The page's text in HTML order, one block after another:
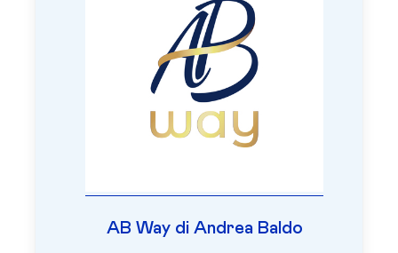
AB Way di Andrea Baldo